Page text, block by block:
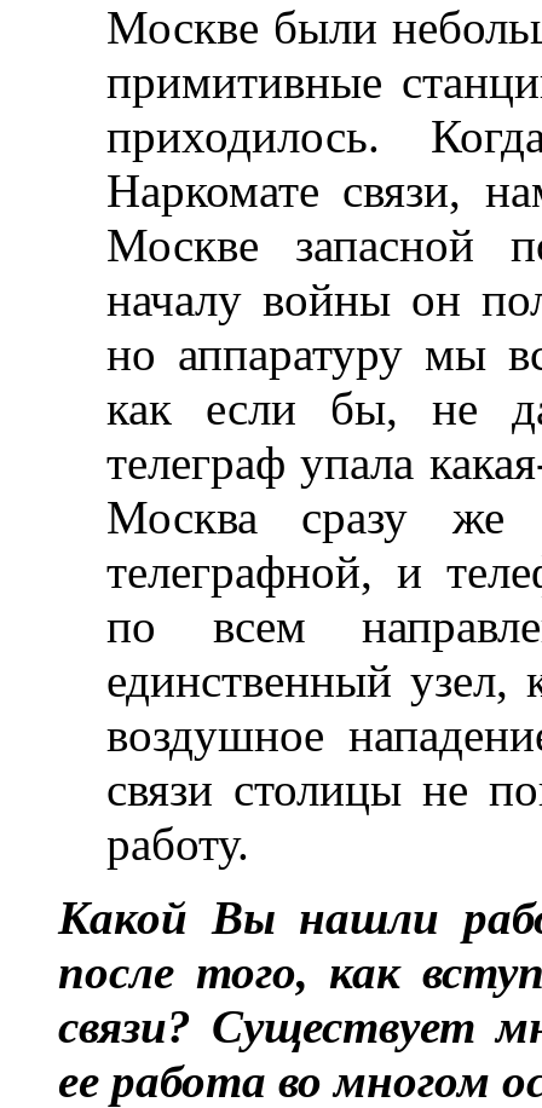
Москве были
примитивные
приходилось.
Наркомате связи,
Москве запасной
началу войны он
но аппаратуру мы
как если бы, не
телеграф упала
Москва сразу
телеграфной, и
по всем
единственный узел,
воздушное
связи столицы не
работу.
Какой Вы нашли
после того, как
связи? Существует
ее работа во многом